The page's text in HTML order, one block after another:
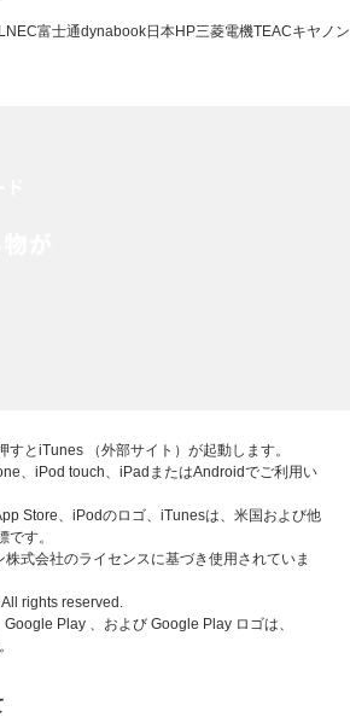
NEC富士通dynabook日本HP三菱電機TEACキヤノン
すとiTunes （外部サイト）が起動します。
、iPod touch、iPadまたはAndroidでご利用い
Store、iPodのロゴ、iTunesは、米国および他
です。
株式会社のライセンスに基づき使用されていま
rights reserved.
Play 、および Google Play ロゴは、